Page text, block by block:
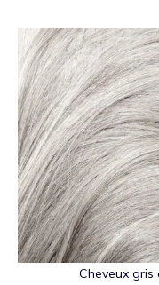
Cheveux